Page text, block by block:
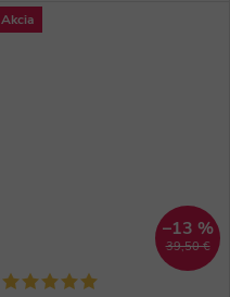
dušu Predstavte si dokonalý
Akcia
39,50 €
–13 %